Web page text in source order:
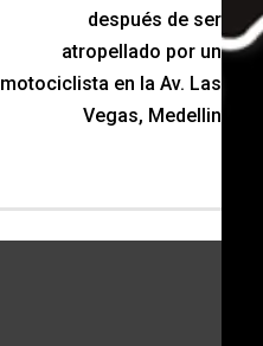
después de ser
atropellado por un
motociclista en la Av. Las
Vegas, Medellin